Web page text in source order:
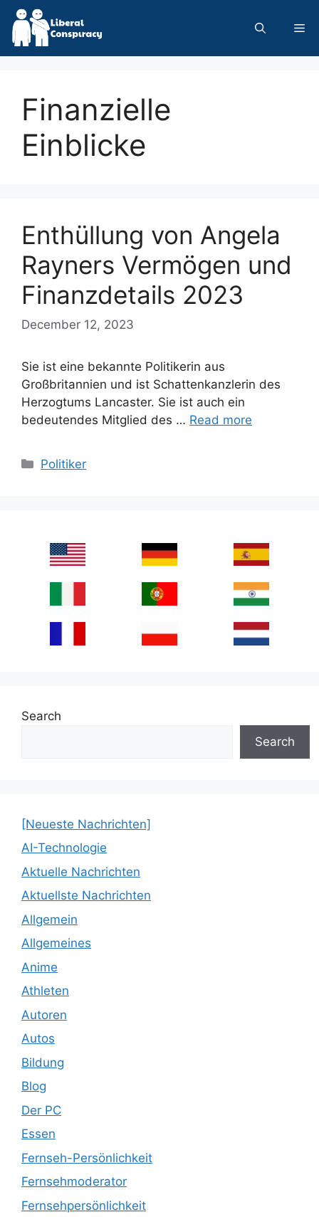
Skip
content
Finanzielle
Einblicke
Enthüllung von Angela
Rayners Vermögen und
Finanzdetails 2023
December 12, 2023
Sie ist eine bekannte Politikerin aus
Großbritannien und ist Schattenkanzlerin des
Herzogtums Lancaster. Sie ist auch ein
bedeutendes Mitglied des … Read more
Categories
Politiker
Search
Search
[Neueste Nachrichten]
AI-Technologie
Aktuelle Nachrichten
Aktuellste Nachrichten
Allgemein
Allgemeines
Anime
Athleten
Autoren
Autos
Bildung
Blog
Der PC
Essen
Fernseh-Persönlichkeit
Fernsehmoderator
Fernsehpersönlichkeit